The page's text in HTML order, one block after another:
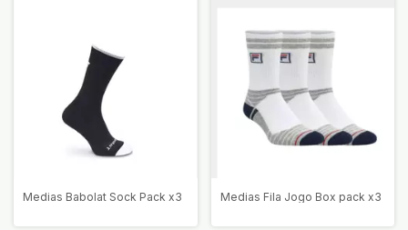
Medias Babolat Sock Pack x3 Medias Fila Jogo Box pack x3